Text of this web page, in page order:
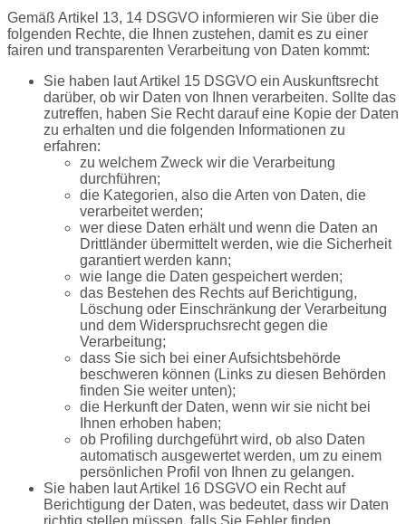
Gemäß Artikel 13, 14 DSGVO informieren wir Sie über die
folgenden Rechte, die Ihnen zustehen, damit es zu einer
fairen und transparenten Verarbeitung von Daten kommt:
Sie haben laut Artikel 15 DSGVO ein Auskunftsrecht
darüber, ob wir Daten von Ihnen verarbeiten. Sollte das
zutreffen, haben Sie Recht darauf eine Kopie der Daten
zu erhalten und die folgenden Informationen zu
erfahren:
zu welchem Zweck wir die Verarbeitung
durchführen;
die Kategorien, also die Arten von Daten, die
verarbeitet werden;
wer diese Daten erhält und wenn die Daten an
Drittländer übermittelt werden, wie die Sicherheit
garantiert werden kann;
wie lange die Daten gespeichert werden;
das Bestehen des Rechts auf Berichtigung,
Löschung oder Einschränkung der Verarbeitung
und dem Widerspruchsrecht gegen die
Verarbeitung;
dass Sie sich bei einer Aufsichtsbehörde
beschweren können (Links zu diesen Behörden
finden Sie weiter unten);
die Herkunft der Daten, wenn wir sie nicht bei
Ihnen erhoben haben;
ob Profiling durchgeführt wird, ob also Daten
automatisch ausgewertet werden, um zu einem
persönlichen Profil von Ihnen zu gelangen.
Sie haben laut Artikel 16 DSGVO ein Recht auf
Berichtigung der Daten, was bedeutet, dass wir Daten
richtig stellen müssen, falls Sie Fehler finden.